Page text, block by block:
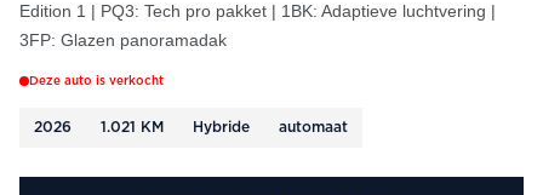
Edition 1 | PQ3: Tech pro pakket | 1BK: Adaptieve luchtvering |
3FP: Glazen panoramadak
Deze auto is verkocht
2026 1.021 KM Hybride automaat